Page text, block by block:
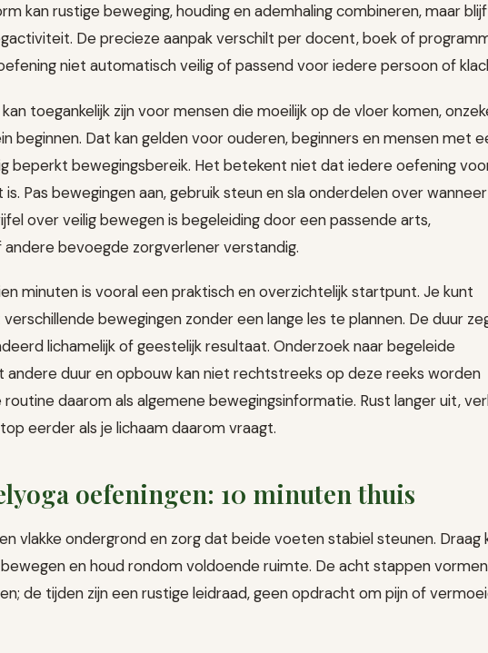
kan rustige beweging, houding en ademhaling combineren, maar
De precieze aanpak verschilt per docent, boek of
niet automatisch veilig of passend voor iedere persoon of
toegankelijk zijn voor mensen die moeilijk op de vloer komen,
beginnen. Dat kan gelden voor ouderen, beginners en mensen met
beperkt bewegingsbereik. Het betekent niet dat iedere oefening
Pas bewegingen aan, gebruik steun en sla onderdelen over
over veilig bewegen is begeleiding door een passende arts,
bevoegde zorgverlener verstandig.
minuten is vooral een praktisch en overzichtelijk startpunt. Je kunt
bewegingen zonder een lange les te plannen. De duur
lichamelijk of geestelijk resultaat. Onderzoek naar begeleide
andere duur en opbouw kan niet rechtstreeks op deze reeks worden
daarom als algemene bewegingsinformatie. Rust langer uit,
eerder als je lichaam daarom vraagt.
oefeningen: 10 minuten thuis
vlakke ondergrond en zorg dat beide voeten stabiel steunen. Draag
en houd rondom voldoende ruimte. De acht stappen vormen
de tijden zijn een rustige leidraad, geen opdracht om pijn of